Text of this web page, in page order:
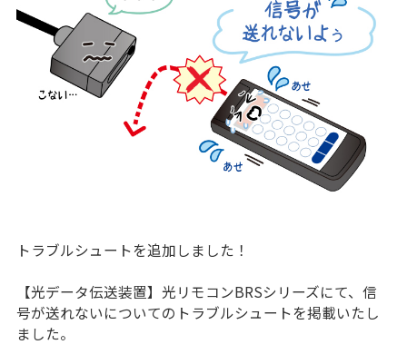
トラブルシュートを追加しました！
【光データ伝送装置】光リモコンBRSシリーズにて、信
号が送れないについてのトラブルシュートを掲載いたし
ました。